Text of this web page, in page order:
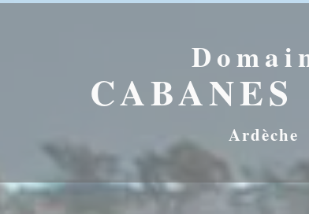
CABANES
Ardèche